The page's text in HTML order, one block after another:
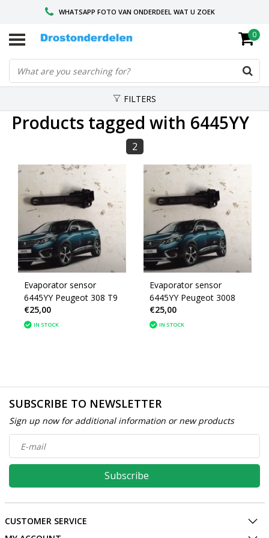
WHATSAPP FOTO VAN ONDERDEEL WAT U ZOEK
VOOR 16.00 BESTELD, VANDAAG VERZONDEN
GESPECIALISEERD PEUGEOT
0
FILTERS
Products tagged with 6445YY
2
Evaporator sensor
6445YY Peugeot 308 T9
€25,00
IN STOCK
Evaporator sensor
6445YY Peugeot 3008
€25,00
IN STOCK
SUBSCRIBE TO NEWSLETTER
Sign up now for additional information or new products
Subscribe
CUSTOMER SERVICE